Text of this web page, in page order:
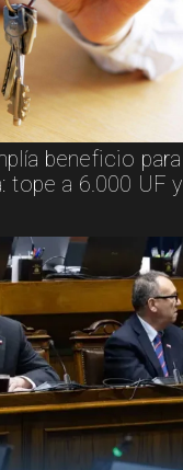
beneficio para
tope a 6.000 UF y